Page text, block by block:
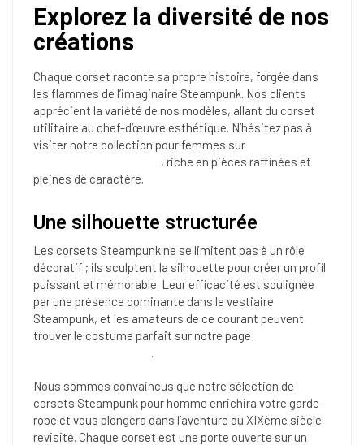
Explorez la diversité de nos
créations
Chaque corset raconte sa propre histoire, forgée dans
les flammes de l’imaginaire Steampunk. Nos clients
apprécient la variété de nos modèles, allant du corset
utilitaire au chef-d’œuvre esthétique. N’hésitez pas à
visiter notre collection pour femmes sur
, riche en pièces raffinées et
pleines de caractère.
Une silhouette structurée
Les corsets Steampunk ne se limitent pas à un rôle
décoratif ; ils sculptent la silhouette pour créer un profil
puissant et mémorable. Leur efficacité est soulignée
par une présence dominante dans le vestiaire
Steampunk, et les amateurs de ce courant peuvent
trouver le costume parfait sur notre page
.
Nous sommes convaincus que notre sélection de
corsets Steampunk pour homme enrichira votre garde-
robe et vous plongera dans l’aventure du XIXème siècle
revisité. Chaque corset est une porte ouverte sur un